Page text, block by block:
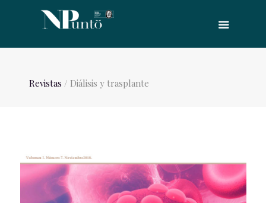
Revistas / Diálisis y trasplante